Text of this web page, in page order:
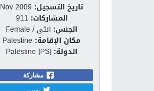
تاريخ التسجيل: Nov 2009
المشاركات: 911
الجنس: انثى / Female
مكان الإقامة: Palestine
الدولة: Palestine [PS]
مشاركة